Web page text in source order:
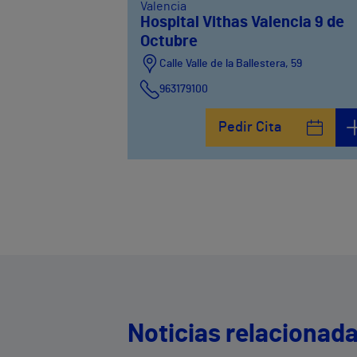
Valencia
Hospital Vithas Valencia 9 de
Octubre
Calle Valle de la Ballestera, 59
963179100
Pedir Cita
Noticias